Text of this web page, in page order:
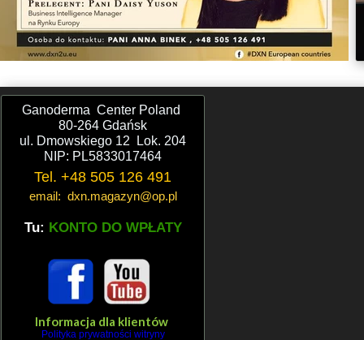
Ganoderma Center Poland
80-264 Gdańsk
ul. Dmowskiego 12 Lok. 204
NIP: PL5833017464
Tel. +48 505 126 491
email: dxn.magazyn@op.pl
Tu: KONTO DO WPŁATY
Informacja dla klientów
Polityka prywatności witryny